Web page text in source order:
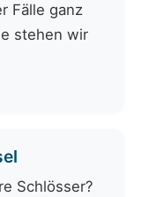
Fälle ganz
stehen wir
Schlösser?